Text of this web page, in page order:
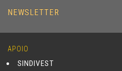
NEWSLETTER
APOIO
SINDIVEST